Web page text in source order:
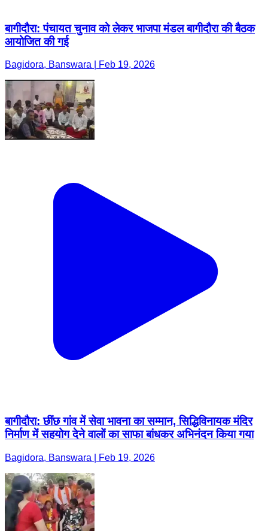
बागीदौरा: पंचायत चुनाव को लेकर भाजपा मंडल बागीदौरा की बैठक
आयोजित की गई
Bagidora, Banswara | Feb 19, 2026
बागीदौरा: छींछ गांव में सेवा भावना का सम्मान, सिद्धिविनायक मंदिर
निर्माण में सहयोग देने वालों का साफा बांधकर अभिनंदन किया गया
Bagidora, Banswara | Feb 19, 2026